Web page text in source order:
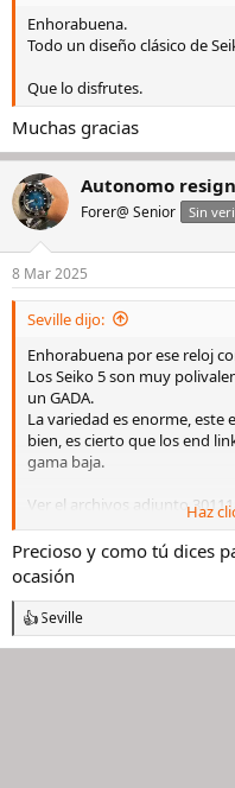
Enhorabuena.
Todo un diseño clásico de
Que lo disfrutes.
Muchas gracias
Autonomo
Forer@ Senior Sin
8 Mar 2025
Seville dijo:
Enhorabuena por ese reloj
Los Seiko 5 son muy
un GADA.
La variedad es enorme, este
bien, es cierto que los end
gama baja.
Ver el archivos adjunto
Que lo disfrutes mucho
Haz
Precioso y como tú dices
ocasión
R
e
Seville